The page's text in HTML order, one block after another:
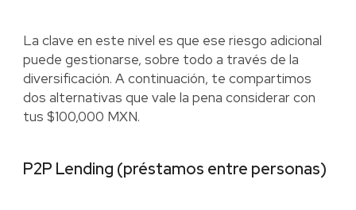
La clave en este nivel es que ese riesgo adicional
puede gestionarse, sobre todo a través de la
diversificación. A continuación, te compartimos
dos alternativas que vale la pena considerar con
tus $100,000 MXN.
P2P Lending (préstamos entre personas)